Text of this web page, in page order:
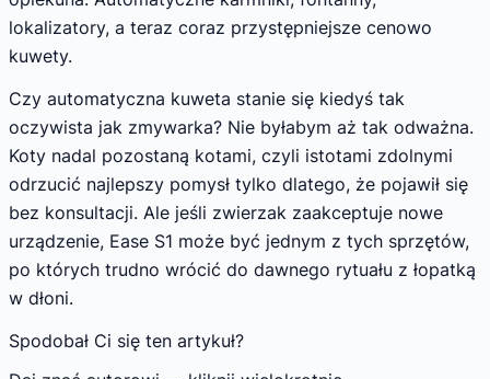
lokalizatory, a teraz coraz przystępniejsze cenowo
kuwety.
Czy automatyczna kuweta stanie się kiedyś tak
oczywista jak zmywarka? Nie byłabym aż tak odważna.
Koty nadal pozostaną kotami, czyli istotami zdolnymi
odrzucić najlepszy pomysł tylko dlatego, że pojawił się
bez konsultacji. Ale jeśli zwierzak zaakceptuje nowe
urządzenie, Ease S1 może być jednym z tych sprzętów,
po których trudno wrócić do dawnego rytuału z łopatką
w dłoni.
Spodobał Ci się ten artykuł?